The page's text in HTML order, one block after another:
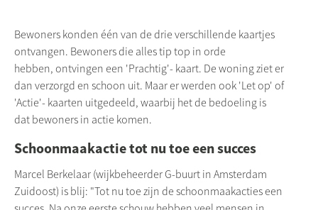
Bewoners konden één van de drie verschillende kaartjes
ontvangen. Bewoners die alles tip top in orde
hebben, ontvingen een 'Prachtig'- kaart. De woning ziet er
dan verzorgd en schoon uit. Maar er werden ook 'Let op' of
'Actie'- kaarten uitgedeeld, waarbij het de bedoeling is
dat bewoners in actie komen.
Schoonmaakactie tot nu toe een succes
Marcel Berkelaar (wijkbeheerder G-buurt in Amsterdam
Zuidoost) is blij: "Tot nu toe zijn de schoonmaakacties een